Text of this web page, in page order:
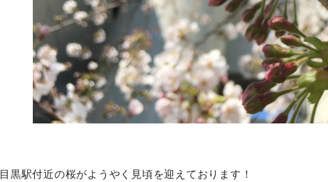
目黒駅付近の桜がようやく見頃を迎えております！